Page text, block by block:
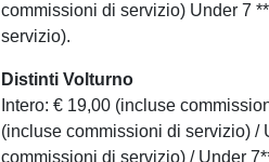
commissioni di servizio) Under 7
servizio).
Distinti Volturno
Intero: € 19,00 (incluse
(incluse commissioni di servizio) /
commissioni di servizio) / Under